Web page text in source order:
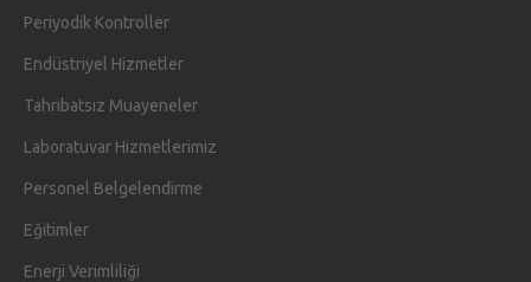
Periyodik Kontroller
Endüstriyel Hizmetler
Tahribatsız Muayeneler
Laboratuvar Hizmetlerimiz
Personel Belgelendirme
Eğitimler
Enerji Verimliliği